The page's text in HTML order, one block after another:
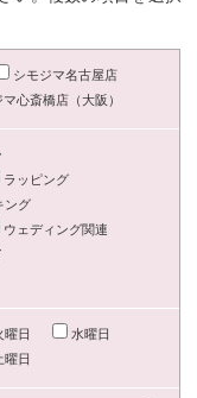
シモジマ名古屋店
マ心斎橋店（大阪）
ラッピング
ング
ウェディング関連
曜日
水曜日
曜日